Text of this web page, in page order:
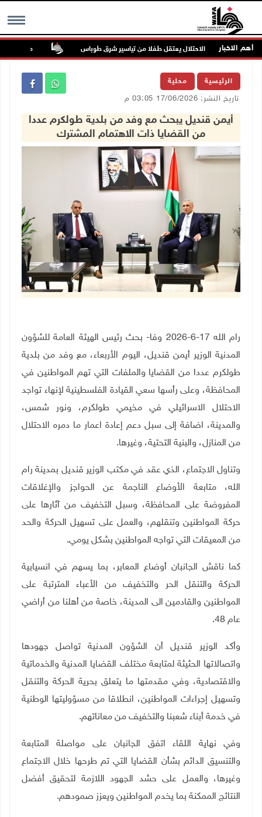
MENU أهم الاخبار الاحتلال يعتقل طفلا من تياسير شرق طوباس مستعمرون
الرئيسية محلية
تاريخ النشر: 17/06/2026 03:05 م
أيمن قنديل يبحث مع وفد من بلدية طولكرم عددا
من القضايا ذات الاهتمام المشترك
رام الله 17-6-2026 وفا- بحث رئيس الهيئة العامة للشؤون
المدنية الوزير أيمن قنديل، اليوم الأربعاء، مع وفد من بلدية
طولكرم عددا من القضايا والملفات التي تهم المواطنين في
المحافظة، وعلى رأسها سعي القيادة الفلسطينية لإنهاء تواجد
الاحتلال الاسرائيلي في مخيمي طولكرم، ونور شمس،
والمدينة، اضافة إلى سبل دعم إعادة اعمار ما دمره الاحتلال
من المنازل، والبنية التحتية، وغيرها.
وتناول الاجتماع، الذي عقد في مكتب الوزير قنديل بمدينة رام
الله، متابعة الأوضاع الناجمة عن الحواجز والإغلاقات
المفروضة على المحافظة، وسبل التخفيف من آثارها على
حركة المواطنين وتنقلهم، والعمل على تسهيل الحركة والحد
من المعيقات التي تواجه المواطنين بشكل يومي.
كما ناقش الجانبان أوضاع المعابر، بما يسهم في انسيابية
الحركة والتنقل الحر والتخفيف من الأعباء المترتبة على
المواطنين والقادمين الى المدينة، خاصة من أهلنا من أراضي
عام 48
.
وأكد الوزير قنديل أن الشؤون المدنية تواصل جهودها
واتصالاتها الحثيثة لمتابعة مختلف القضايا المدنية والخدماتية
والاقتصادية، وفي مقدمتها ما يتعلق بحرية الحركة والتنقل
وتسهيل إجراءات المواطنين، انطلاقا من مسؤوليتها الوطنية
في خدمة أبناء شعبنا والتخفيف من معاناتهم.
وفي نهاية اللقاء اتفق الجانبان على مواصلة المتابعة
والتنسيق الدائم بشأن القضايا التي تم طرحها خلال الاجتماع
وغيرها، والعمل على حشد الجهود اللازمة لتحقيق أفضل
النتائج الممكنة بما يخدم المواطنين ويعزز صمودهم.